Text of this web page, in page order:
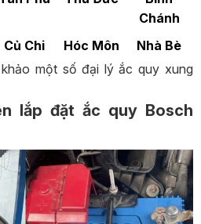
Chánh
Củ Chi Hóc Môn
Nhà Bè
một số đại lý ắc quy xung
lắp đặt ắc quy Bosch